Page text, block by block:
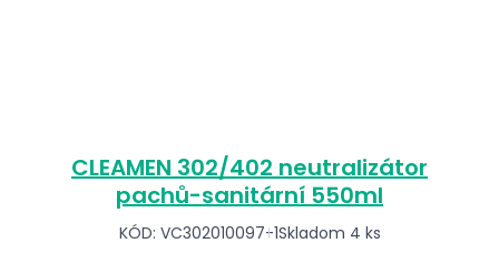
CLEAMEN 302/402 neutralizátor
pachů-sanitární 550ml
KÓD: VC302010097-1Skladom 4 ks